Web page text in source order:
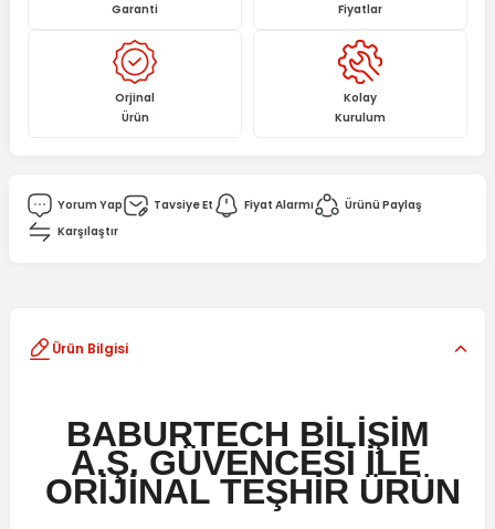
Garanti
Fiyatlar
Orjinal
Ürün
Kolay
Kurulum
Yorum Yap Tavsiye Et Fiyat Alarmı
Ürünü Paylaş
Karşılaştır
Ürün Bilgisi
BABURTECH BİLİŞİM
A.Ş. GÜVENCESİ İLE
ORİJİNAL TEŞHİR ÜRÜN